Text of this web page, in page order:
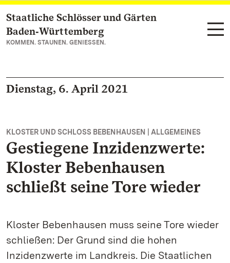
Zum Hauptinhalt springen
Staatliche Schlösser und Gärten
Baden‑Württemberg
KOMMEN. STAUNEN. GENIESSEN.
Dienstag, 6. April 2021
KLOSTER UND SCHLOSS BEBENHAUSEN | ALLGEMEINES
Gestiegene Inzidenzwerte:
Kloster Bebenhausen
schließt seine Tore wieder
Kloster Bebenhausen muss seine Tore wieder
schließen: Der Grund sind die hohen
Inzidenzwerte im Landkreis. Die Staatlichen